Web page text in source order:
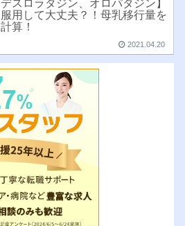
デスロラタジン、オロパタジン】
服用して大丈夫？！母乳移行量を
計算！
2021.04.20